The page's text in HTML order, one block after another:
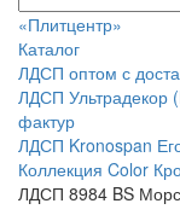
«Плитцентр»
Каталог
ЛДСП оптом с
ЛДСП Ультрадекор
фактур
ЛДСП Kronospan
Коллекция Color
ЛДСП 8984 BS